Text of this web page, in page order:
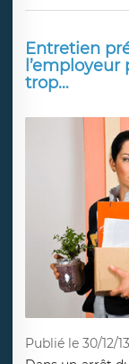
Entretien
l’employeur
trop…
Publié le 30/12/13